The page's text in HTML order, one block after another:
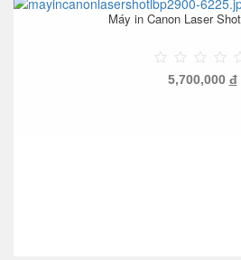
Máy in Canon Laser
5,700,000 đ